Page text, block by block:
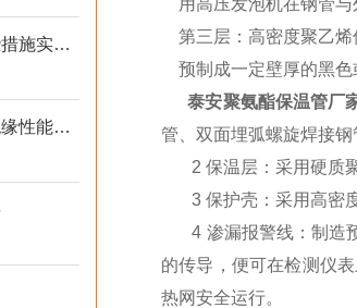
山东聚氨酯保温管可通过哪些措施实现快速施工
山东聚氨酯保温管在防腐和绝缘性能方面表现优异
用高压发泡机在钢管与
第三层：高密度聚乙烯
预制成一定壁厚的黑色
泰安聚氨酯保温管厂
管、双面埋弧螺旋焊接钢
2 保温层：采用硬质聚
3 保护壳：采用高密度
4 渗漏报警线：制造
的传导，便可在检测仪
热网安全运行。